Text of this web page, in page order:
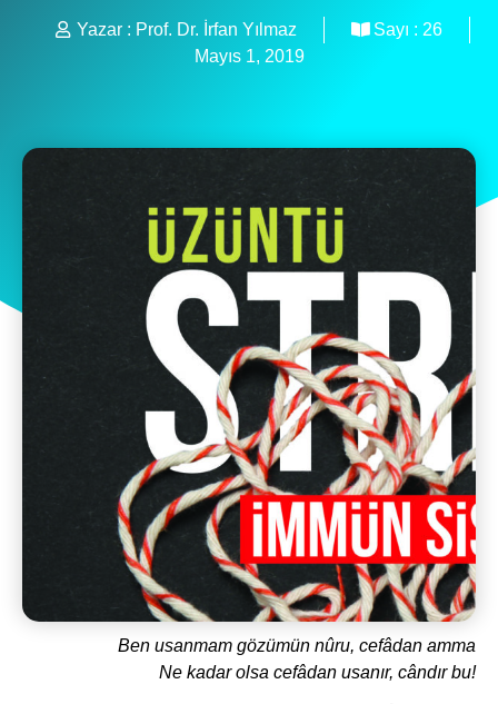
Yazar : Prof. Dr. İrfan Yılmaz Sayı : 26
Mayıs 1, 2019
Ben usanmam gözümün nûru, cefâdan amma
Ne kadar olsa cefâdan usanır, cândır bu!